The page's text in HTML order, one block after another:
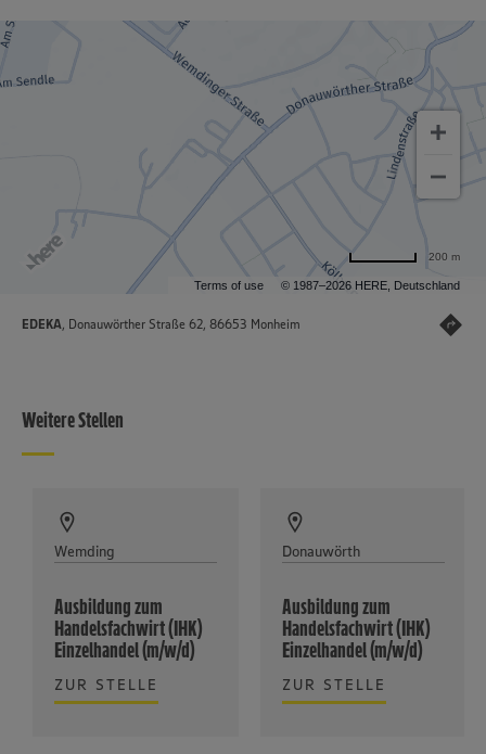
Terms of use © 1987–2026 HERE, Deutschland
200 m
EDEKA, Donauwörther Straße 62, 86653 Monheim
Weitere Stellen
Wemding
Ausbildung zum
Handelsfachwirt (IHK)
Einzelhandel (m/w/d)
ZUR STELLE
Donauwörth
Ausbildung zum
Handelsfachwirt (IHK)
Einzelhandel (m/w/d)
ZUR STELLE